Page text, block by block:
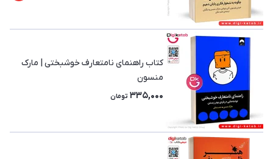
کتاب راهنمای نامتعارف خوشبختی | مارک
منسون
335,000 تومان